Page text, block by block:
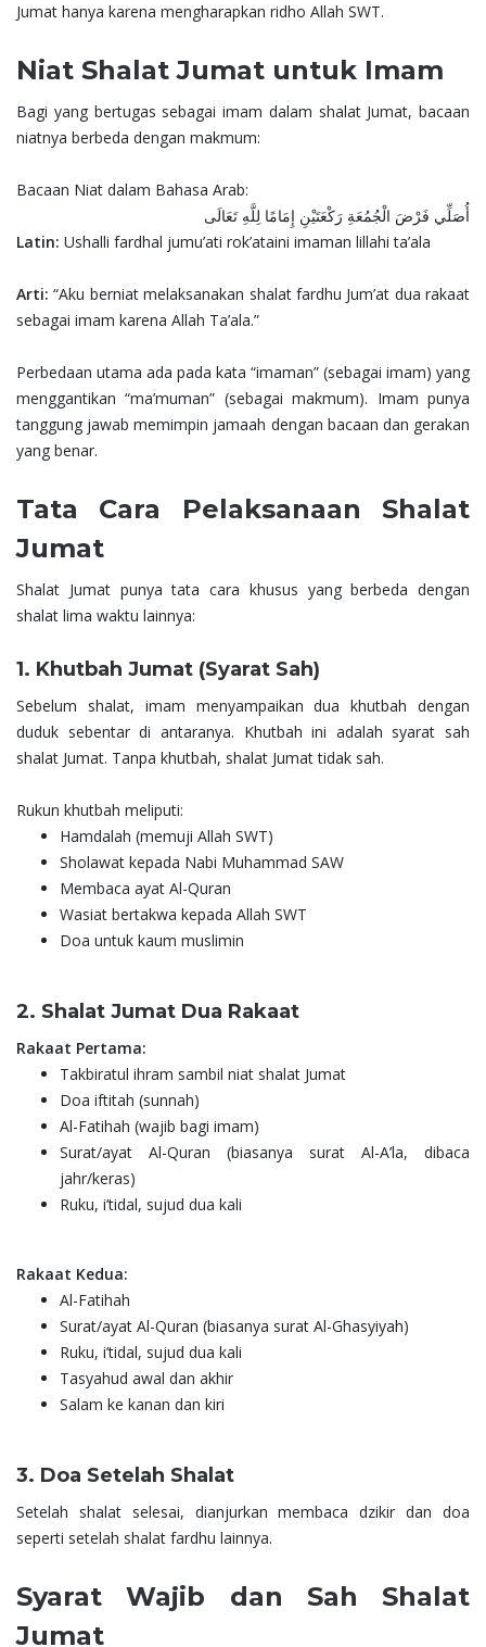
Jumat hanya karena mengharapkan ridho Allah SWT.
Niat Shalat Jumat untuk Imam
Bagi yang bertugas sebagai imam dalam shalat Jumat, bacaan
niatnya berbeda dengan makmum:
Bacaan Niat dalam Bahasa Arab:
أُصَلِّي فَرْضَ الْجُمُعَةِ رَكْعَتَيْنِ إِمَامًا لِلَّهِ تَعَالَى
Latin: Ushalli fardhal jumu’ati rok’ataini imaman lillahi ta’ala
Arti: “Aku berniat melaksanakan shalat fardhu Jum’at dua rakaat
sebagai imam karena Allah Ta’ala.”
Perbedaan utama ada pada kata “imaman” (sebagai imam) yang
menggantikan “ma’muman” (sebagai makmum). Imam punya
tanggung jawab memimpin jamaah dengan bacaan dan gerakan
yang benar.
Tata Cara Pelaksanaan Shalat
Jumat
Shalat Jumat punya tata cara khusus yang berbeda dengan
shalat lima waktu lainnya:
1. Khutbah Jumat (Syarat Sah)
Sebelum shalat, imam menyampaikan dua khutbah dengan
duduk sebentar di antaranya. Khutbah ini adalah syarat sah
shalat Jumat. Tanpa khutbah, shalat Jumat tidak sah.
Rukun khutbah meliputi:
Hamdalah (memuji Allah SWT)
Sholawat kepada Nabi Muhammad SAW
Membaca ayat Al-Quran
Wasiat bertakwa kepada Allah SWT
Doa untuk kaum muslimin
2. Shalat Jumat Dua Rakaat
Rakaat Pertama:
Takbiratul ihram sambil niat shalat Jumat
Doa iftitah (sunnah)
Al-Fatihah (wajib bagi imam)
Surat/ayat Al-Quran (biasanya surat Al-A’la, dibaca
jahr/keras)
Ruku, i’tidal, sujud dua kali
Rakaat Kedua:
Al-Fatihah
Surat/ayat Al-Quran (biasanya surat Al-Ghasyiyah)
Ruku, i’tidal, sujud dua kali
Tasyahud awal dan akhir
Salam ke kanan dan kiri
3. Doa Setelah Shalat
Setelah shalat selesai, dianjurkan membaca dzikir dan doa
seperti setelah shalat fardhu lainnya.
Syarat Wajib dan Sah Shalat
Jumat